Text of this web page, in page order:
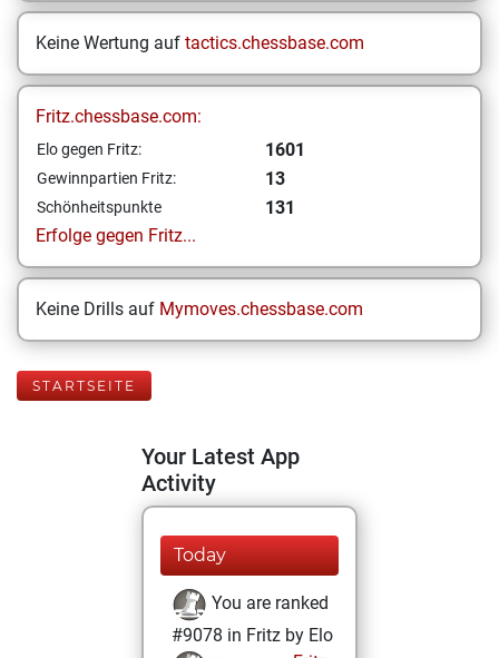
Keine Wertung auf tactics.chessbase.com
Fritz.chessbase.com:
Elo gegen Fritz: 1601
Gewinnpartien Fritz: 13
Schönheitspunkte
131
Erfolge gegen Fritz...
Keine Drills auf Mymoves.chessbase.com
STARTSEITE
Your Latest App
Activity
Today
You are ranked
#9078 in Fritz by Elo